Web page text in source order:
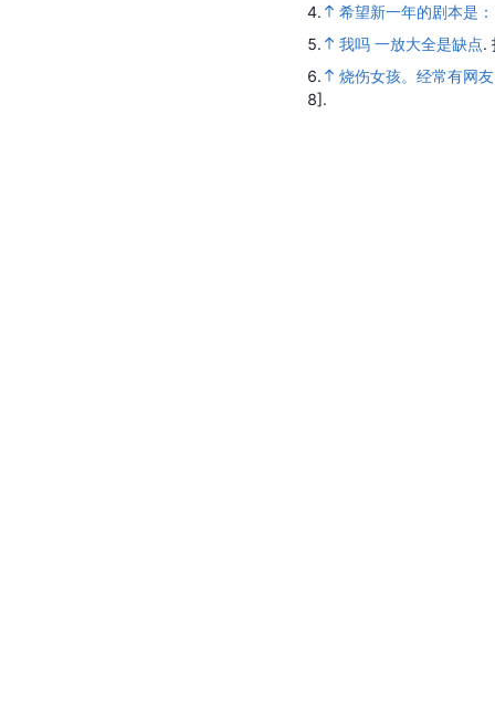
4.
希望新一年的剧本是
5.
我吗 一放大全是缺点.
6.
烧伤女孩。经常有网
8].